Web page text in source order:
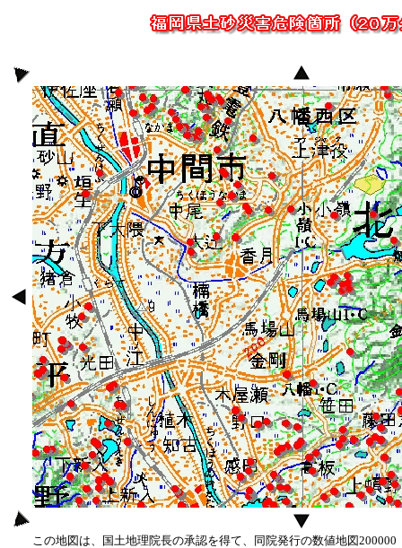
この地図は、国土地理院長の承認を得て、同院発行の数値地図